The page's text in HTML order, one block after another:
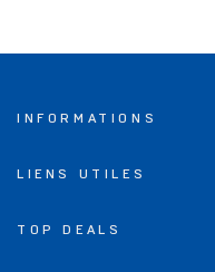
INFORMATIONS
LIENS UTILES
TOP DEALS